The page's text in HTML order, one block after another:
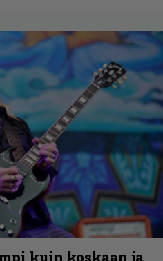
kuin koskaan ja